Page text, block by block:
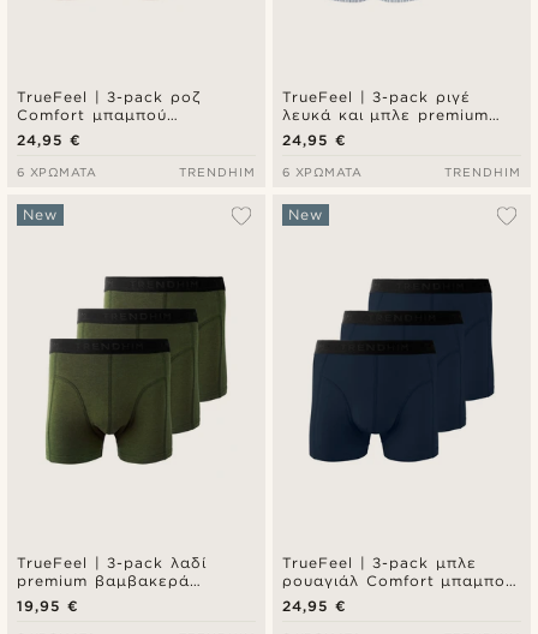
TrueFeel | 3-pack ροζ
Comfort μπαμπού
μποξεράκια τύπου brief
24,95 €
6 ΧΡΏΜΑΤΑ TRENDHIM
TrueFeel | 3-pack ριγέ
λευκά και μπλε premium
βαμβακερά μποξεράκια με
άνετη εφαρμογή
24,95 €
6 ΧΡΏΜΑΤΑ TRENDHIM
TrueFeel | 3-pack λαδί
premium βαμβακερά
μποξεράκια τύπου brief
New
19,95 €
TrueFeel | 3-pack μπλε
ρουαγιάλ Comfort μπαμπού
μποξεράκια τύπου brief
New
24,95 €